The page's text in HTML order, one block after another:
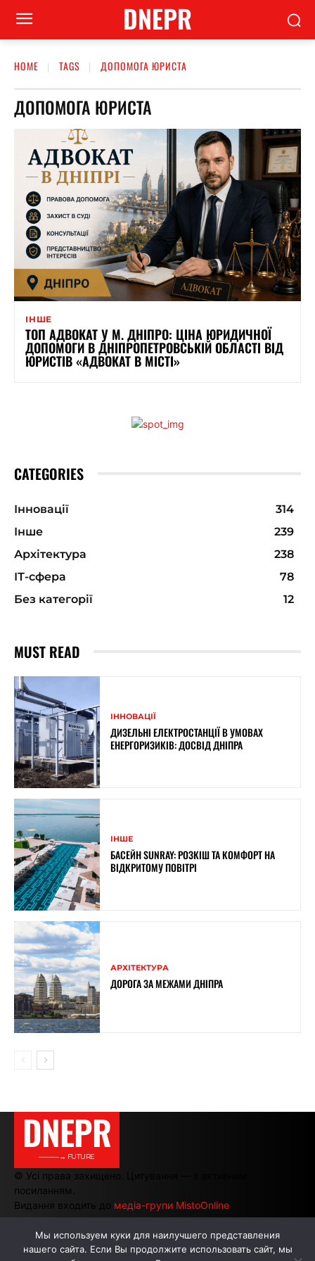
DNEPR
HOME TAGS ДОПОМОГА ЮРИСТА
ДОПОМОГА ЮРИСТА
ІНШЕ
ТОП АДВОКАТ У М. ДНІПРО: ЦІНА ЮРИДИЧНОЇ
ДОПОМОГИ В ДНІПРОПЕТРОВСЬКІЙ ОБЛАСТІ ВІД
ЮРИСТІВ «АДВОКАТ В МІСТІ»
CATEGORIES
Інновації
314
Інше
239
Архітектура
238
ІТ-сфера
78
Без категорії
12
MUST READ
ІННОВАЦІЇ
ДИЗЕЛЬНІ ЕЛЕКТРОСТАНЦІЇ В УМОВАХ
ЕНЕРГОРИЗИКІВ: ДОСВІД ДНІПРА
ІНШЕ
БАСЕЙН SUNRAY: РОЗКІШ ТА КОМФОРТ НА
ВІДКРИТОМУ ПОВІТРІ
АРХІТЕКТУРА
ДОРОГА ЗА МЕЖАМИ ДНІПРА
DNEPR
———→ FUTURE
© Усі права захищено. Цитування — з активним
посиланням.
Видання входить до медіа-групи MistoOnline
АВТОРИ РЕКЛАМА НА САЙТІ
Мы используем куки для наилучшего представления
нашего сайта. Если Вы продолжите использовать сайт, мы